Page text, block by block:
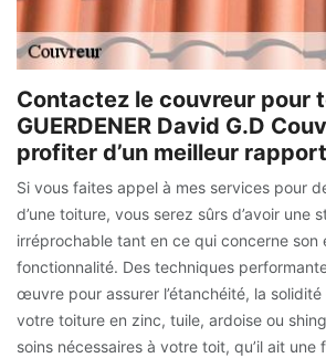
Contactez le couvreur pour
GUERDENER David G.D
profiter d’un meilleur
Si vous faites appel à mes services pour
d’une toiture, vous serez sûrs d’avoir une
irréprochable tant en ce qui concerne son
fonctionnalité. Des techniques
œuvre pour assurer l’étanchéité, la
votre toiture en zinc, tuile, ardoise ou
soins nécessaires à votre toit, qu’il ait une